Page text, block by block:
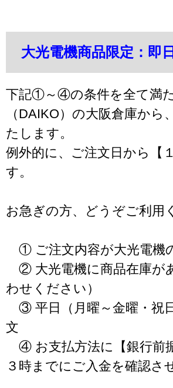
大光電機商品限定：即
下記①～④の条件を全て満
（DAIKO）の大阪倉庫か
たします。
例外的に、ご注文日から【
す。
お急ぎの方、どうぞご利用
① ご注文内容が大光電機
② 大光電機に商品在庫が
わせください）
③ 平日（月曜～金曜・祝
文
④ お支払方法に【銀行前
３時までにご入金を確認さ